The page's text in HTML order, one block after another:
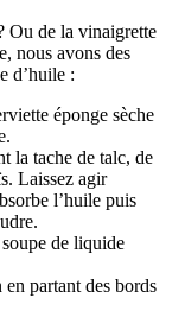
Ou de la vinaigrette
nous avons des
d’huile :
éponge sèche
la tache de talc, de
Laissez agir
l’huile puis
de liquide
partant des bords